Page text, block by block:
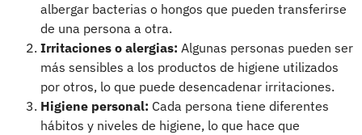
albergar bacterias o hongos que pueden transferirse
de una persona a otra.
Irritaciones o alergias: Algunas personas pueden ser
más sensibles a los productos de higiene utilizados
por otros, lo que puede desencadenar irritaciones.
Higiene personal: Cada persona tiene diferentes
hábitos y niveles de higiene, lo que hace que